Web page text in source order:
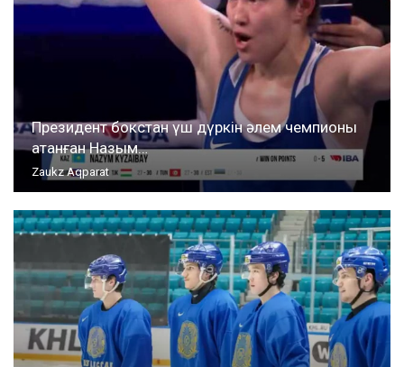
Президент бокстан үш дүркін әлем чемпионы
атанған Назым…
Zaukz Aqparat